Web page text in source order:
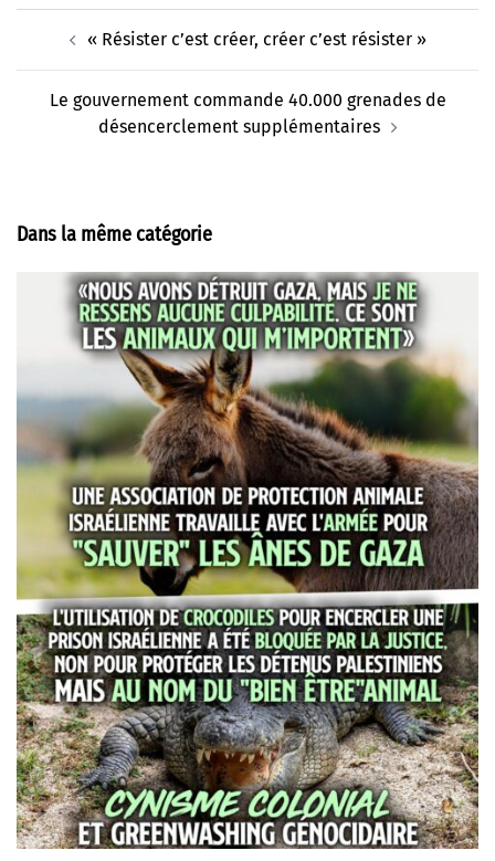
d’article« Résister c’est créer, créer c’est résister »
Le gouvernement commande 40.000 grenades de
désencerclement supplémentaires
Dans la même catégorie